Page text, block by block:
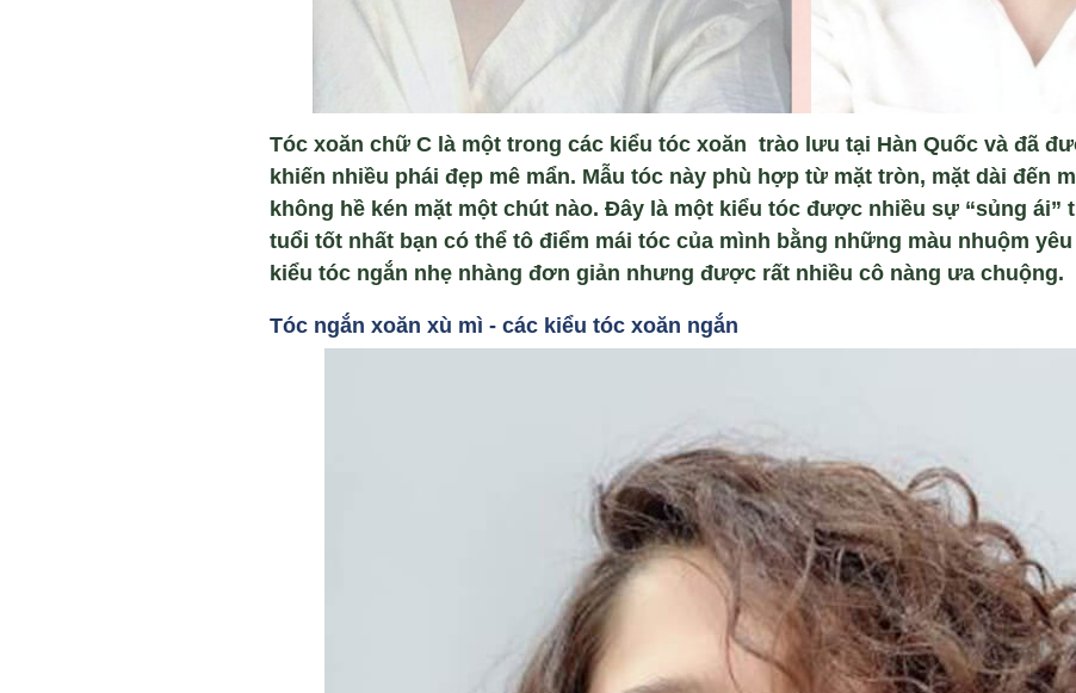
Tóc xoăn chữ C là một trong các kiểu tóc xoăn trào lưu tại Hàn Quốc và đã
khiến nhiều phái đẹp mê mẩn. Mẫu tóc này phù hợp từ mặt tròn, mặt dài đến
không hề kén mặt một chút nào. Đây là một kiểu tóc được nhiều sự “sủng ái”
tuổi tốt nhất bạn có thể tô điểm mái tóc của mình bằng những màu nhuộm
kiểu tóc ngắn nhẹ nhàng đơn giản nhưng được rất nhiều cô nàng ưa chuộng.
Tóc ngắn xoăn xù mì - các kiểu tóc xoăn ngắn